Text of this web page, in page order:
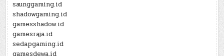
saunggaming.id
shadowgaming.id
gamesshadow.id
gamesraja.id
sedapgaming.id